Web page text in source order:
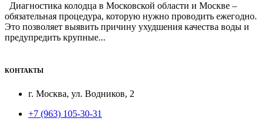
Диагностика колодца в Московской области и Москве –
обязательная процедура, которую нужно проводить ежегодно.
Это позволяет выявить причину ухудшения качества воды и
предупредить крупные...
КОНТАКТЫ
г. Москва, ул. Водников, 2
+7 (963) 105-30-31